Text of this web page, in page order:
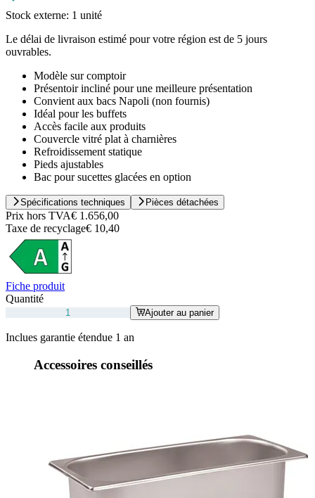
Stock externe: 1 unité
Le délai de livraison estimé pour votre région est de 5 jours
ouvrables.
Modèle sur comptoir
Présentoir incliné pour une meilleure présentation
Convient aux bacs Napoli (non fournis)
Idéal pour les buffets
Accès facile aux produits
Couvercle vitré plat à charnières
Refroidissement statique
Pieds ajustables
Bac pour sucettes glacées en option
Spécifications techniques Pièces détachées
Prix hors TVA€ 1.656,00
Taxe de recyclage€ 10,40
Fiche produit
Quantité
Ajouter au panier
Inclues garantie étendue 1 an
Accessoires conseillés